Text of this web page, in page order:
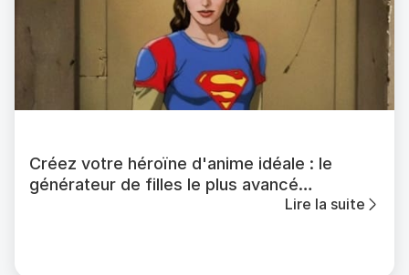
Créez votre héroïne d'anime idéale : le
générateur de filles le plus avancé
Lire la suite